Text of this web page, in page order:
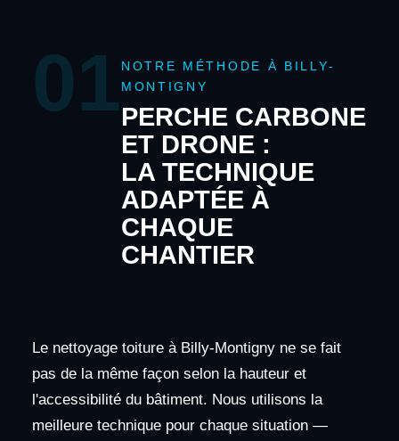
01 NOTRE MÉTHODE À BILLY-
MONTIGNY
PERCHE CARBONE
ET DRONE :
LA TECHNIQUE
ADAPTÉE À
CHAQUE
CHANTIER
Le nettoyage toiture à Billy-Montigny ne se fait
pas de la même façon selon la hauteur et
l'accessibilité du bâtiment. Nous utilisons la
meilleure technique pour chaque situation —